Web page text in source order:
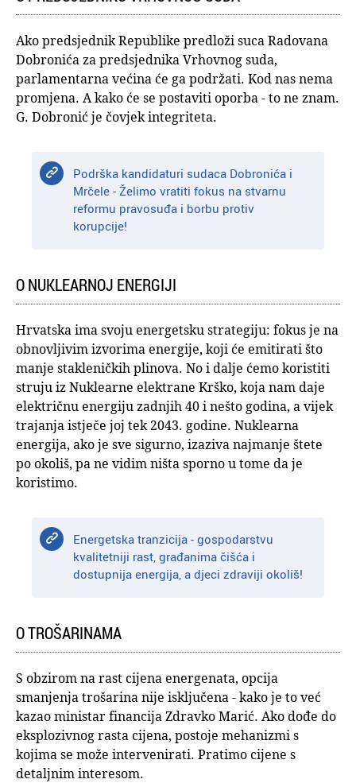
Ako predsjednik Republike predloži suca Radovana
Dobronića za predsjednika Vrhovnog suda,
parlamentarna većina će ga podržati. Kod nas nema
promjena. A kako će se postaviti oporba - to ne znam.
G. Dobronić je čovjek integriteta.
Podrška kandidaturi sudaca Dobronića i
Mrčele - Želimo vratiti fokus na stvarnu
reformu pravosuđa i borbu protiv
korupcije!
O NUKLEARNOJ ENERGIJI
Hrvatska ima svoju energetsku strategiju: fokus je na
obnovljivim izvorima energije, koji će emitirati što
manje stakleničkih plinova. No i dalje ćemo koristiti
struju iz Nuklearne elektrane Krško, koja nam daje
električnu energiju zadnjih 40 i nešto godina, a vijek
trajanja istječe joj tek 2043. godine. Nuklearna
energija, ako je sve sigurno, izaziva najmanje štete
po okoliš, pa ne vidim ništa sporno u tome da je
koristimo.
Energetska tranzicija - gospodarstvu
kvalitetniji rast, građanima čišća i
dostupnija energija, a djeci zdraviji okoliš!
O TROŠARINAMA
S obzirom na rast cijena energenata, opcija
smanjenja trošarina nije isključena - kako je to već
kazao ministar financija Zdravko Marić. Ako dođe do
eksplozivnog rasta cijena, postoje mehanizmi s
kojima se može intervenirati. Pratimo cijene s
detaljnim interesom.